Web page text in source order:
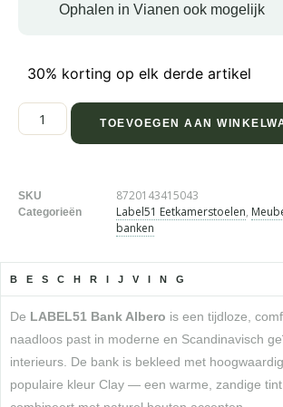
Ophalen in Vianen ook mogelijk
30% korting op elk derde artikel
TOEVOEGEN AAN
SKU 8720143415043
Categorieën Label51 Eetkamerstoelen,
banken
BESCHRIJVING
De LABEL51 Bank Albero is een tijdloze,
naadloos past in moderne en Scandinavisch
interieurs. De bank is bekleed met
populaire kleur Clay — een warme, zandige